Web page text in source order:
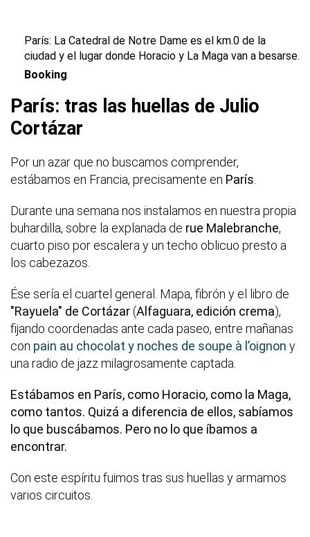
París: La Catedral de Notre Dame es el km.0 de la
ciudad y el lugar donde Horacio y La Maga van a besarse.
Booking
París: tras las huellas de Julio
Cortázar
Por un azar que no buscamos comprender,
estábamos en Francia, precisamente en París.
Durante una semana nos instalamos en nuestra propia
buhardilla, sobre la explanada de rue Malebranche,
cuarto piso por escalera y un techo oblicuo presto a
los cabezazos.
Ése sería el cuartel general. Mapa, fibrón y el libro de
"Rayuela" de Cortázar (Alfaguara, edición crema),
fijando coordenadas ante cada paseo, entre mañanas
con pain au chocolat y noches de soupe à l’oignon y
una radio de jazz milagrosamente captada.
Estábamos en París, como Horacio, como la Maga,
como tantos. Quizá a diferencia de ellos, sabíamos
lo que buscábamos. Pero no lo que íbamos a
encontrar.
Con este espíritu fuimos tras sus huellas y armamos
varios circuitos.